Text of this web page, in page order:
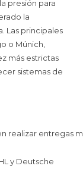
presión para
la
Las principales
o Múnich,
más estrictas
sistemas de
realizar entregas
y Deutsche